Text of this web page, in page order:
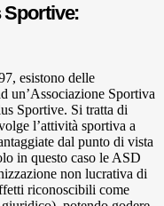
Sportive:
esistono delle
un’Associazione Sportiva
Sportive. Si tratta di
l’attività sportiva a
dal punto di vista
in questo caso le ASD
non lucrativa di
riconoscibili come